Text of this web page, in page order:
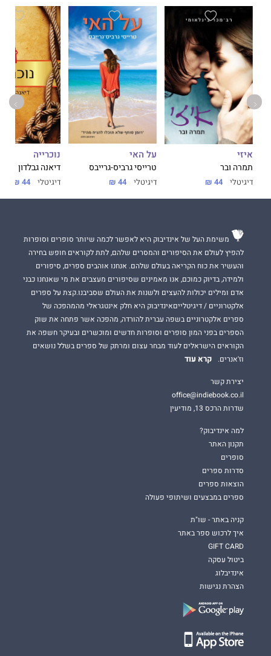
איזי
תמרה ובר
דיגיטלי 44 ₪
על האי
טרייסי גרביס-גרייבס
דיגיטלי 44 ₪
נוכרייה
דיאנה גבלדון
דיגיטלי 44 ₪
משימת העל של אינדיבוק היא לאפשר לכמה שיותר סופרים וסופרות
להפיץ לעולם את הסיפורים והמסרים שלהם, לתת לקוראים חופש בחירה
והעשיר את כוח הקריאה בעולם שלהם. אנחנו אוהבים ספרים, סיפורים
ולמידה, בדיוק כמוכם, אנו מאמינים שסיפורים מעצבים את מי שאנחנו כבני
אדם ומילים יכולות להעצים ולשנות את העולם שסביבנו.קצת על ספרים
אלקטרוניים / דיגיטלייםאינדיבוק היא חלק אינטגראלי מהמהפכה של
ספרים אלקטרוניים בשפה עברית להורדה, מהפכה אשר פתחה את שוק
הספרים בפני המון סופרים וסופרות חדשים ומוכשרים ובעיקר חשפה את
הקוראים הישראלים לעוד מבחר עצום ומרתק של ספרים בשלל נושאים
וז'אנרים.
קרא עוד
יצירת קשר
office@indiebook.co.il
שדרות הרכס 13, מודיעין
למה אינדיבוק?
תקנון האתר
סופרים
סדרות ספרים
הוצאות ספרים
ספרים במבצעים ושיתופי פעולה
קניה באתר - שו"ת
איך לרכוש ספר באתר
GIFT CARD
ביטול עסקה
אינדיבלוג
הצהרת נגישות